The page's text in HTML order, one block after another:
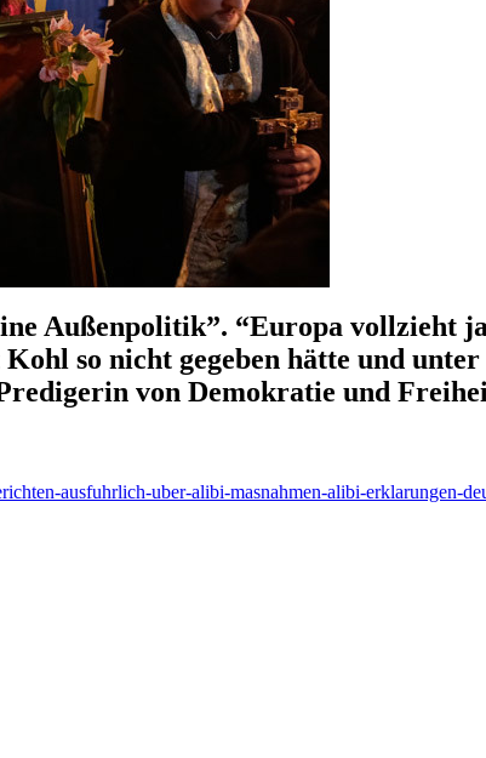
Außenpolitik”. “Europa vollzieht
so nicht gegeben hätte und
von Demokratie und
ausfuhrlich-uber-alibi-masnahmen-alibi-erklarungen-